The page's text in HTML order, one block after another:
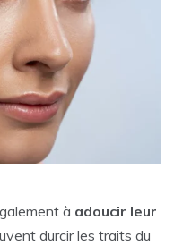
à adoucir leur
durcir les traits du